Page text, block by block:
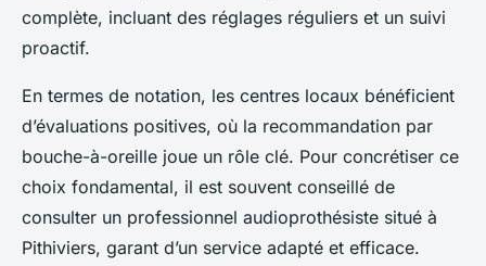
complète, incluant des réglages réguliers et un suivi
proactif.
En termes de notation, les centres locaux bénéficient
d’évaluations positives, où la recommandation par
bouche-à-oreille joue un rôle clé. Pour concrétiser ce
choix fondamental, il est souvent conseillé de
consulter un professionnel audioprothésiste situé à
Pithiviers, garant d’un service adapté et efficace.